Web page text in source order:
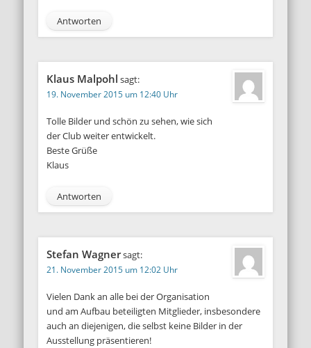
Antworten
Klaus Malpohl sagt:
19. November 2015 um 12:40 Uhr
Tolle Bilder und schön zu sehen, wie sich
der Club weiter entwickelt.
Beste Grüße
Klaus
Antworten
Stefan Wagnersagt:
21. November 2015 um 12:02 Uhr
Vielen Dank an alle bei der Organisation
und am Aufbau beteiligten Mitglieder, insbesondere
auch an diejenigen, die selbst keine Bilder in der
Ausstellung präsentieren!